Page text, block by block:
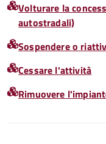
Volturare la
autostradali)
Sospendere o
Cessare l'attività
Rimuovere